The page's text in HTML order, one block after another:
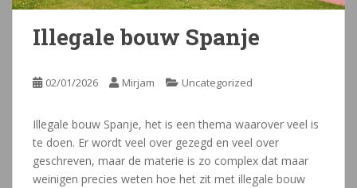
Illegale bouw Spanje
02/01/2026 Mirjam Uncategorized
Illegale bouw Spanje, het is een thema waarover veel is
te doen. Er wordt veel over gezegd en veel over
geschreven, maar de materie is zo complex dat maar
weinigen precies weten hoe het zit met illegale bouw